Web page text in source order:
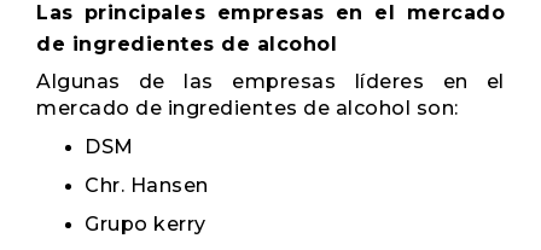
Las principales empresas en el mercado
de ingredientes de alcohol
Algunas de las empresas líderes en el
mercado de ingredientes de alcohol son:
DSM
Chr. Hansen
Grupo kerry